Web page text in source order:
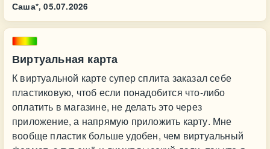
Саша*, 05.07.2026
Виртуальная карта
К виртуальной карте супер сплита заказал себе
пластиковую, чтоб если понадобится что-либо
оплатить в магазине, не делать это через
приложение, а напрямую приложить карту. Мне
вообще пластик больше удобен, чем виртуальный